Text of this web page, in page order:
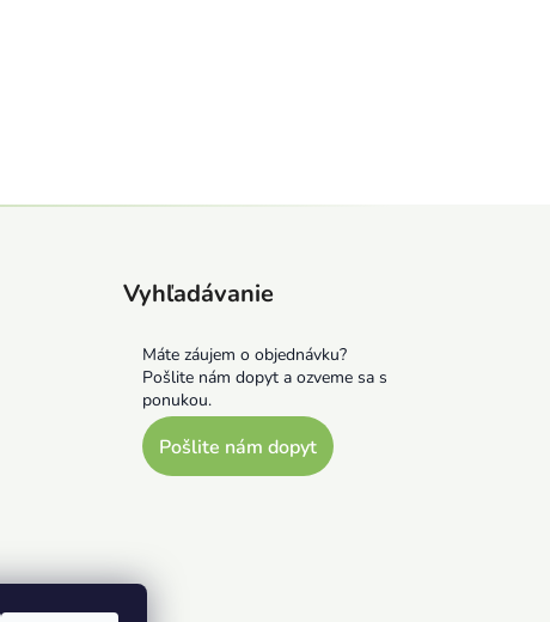
Vyhľadávanie
Máte záujem o objednávku?
Pošlite nám dopyt a ozveme sa s
ponukou.
Pošlite nám dopyt